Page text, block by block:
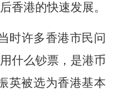
香港的快速发展。
许多香港市民问
什么钞票，是港币
英被选为香港基本